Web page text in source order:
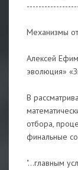
Механизмы
Алексей
эволюция»
В
отбора,
финальные
"...главным